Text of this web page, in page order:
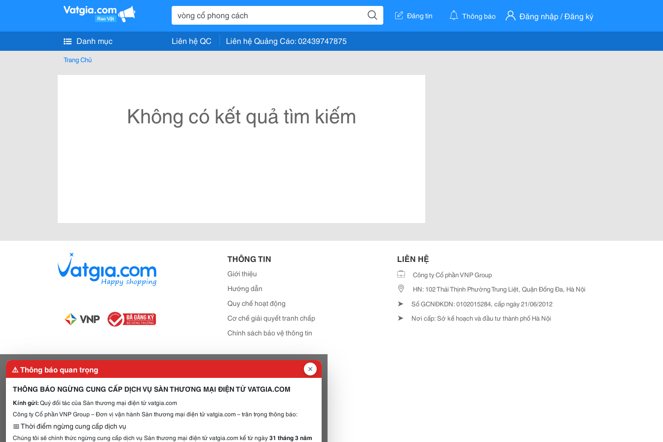
Đăng tin Thông báo Đăng nhập / Đăng ký
Danh mục Liên hệ QC Liên hệ Quảng Cáo: 02439747875
Trang Chủ
Không có kết quả tìm kiếm
THÔNG TIN
Giới thiệu
Hướng dẫn
Quy chế hoạt động
Cơ chế giải quyết tranh chấp
Chính sách bảo vệ thông tin
LIÊN HỆ
Công ty Cổ phần VNP Group
HN: 102 Thái Thịnh Phường Trung Liệt, Quận Đống Đa, Hà Nội
➤ Số GCNĐKDN: 0102015284, cấp ngày 21/06/2012
➤ Nơi cấp: Sở kế hoạch và đầu tư thành phố Hà Nội
⚠️ Thông báo quan trọng
THÔNG BÁO NGỪNG CUNG CẤP DỊCH VỤ SÀN THƯƠNG MẠI ĐIỆN TỬ VATGIA.COM
Kính gửi:Quý đối tác của Sàn thương mại điện tử vatgia.com
Công ty Cổ phần VNP Group – Đơn vị vận hành Sàn thương mại điện tử vatgia.com – trân trọng thông báo:
📅 Thời điểm ngừng cung cấp dịch vụ
Chúng tôi sẽ chính thức ngừng cung cấp dịch vụ Sàn thương mại điện tử vatgia.com kể từ ngày31 tháng 3 năm